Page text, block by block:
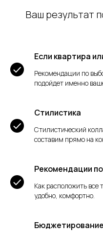
Ваш результат
Если квартира
Рекомендации по
подойдет именно
Стилистика
Стилистический
составим прямо на
Рекомендации
Как расположить все
удобно, комфортно.
Бюджетирование